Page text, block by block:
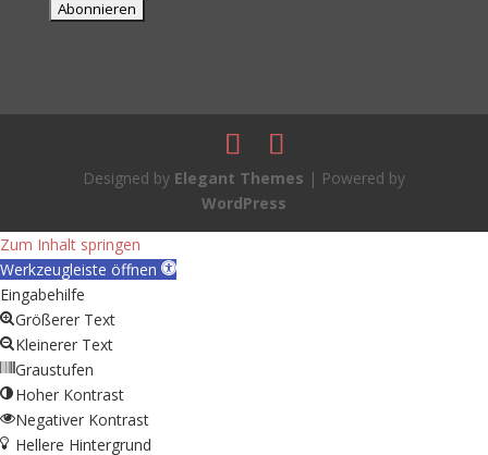
Designed by Elegant Themes | Powered by
WordPress
Zum Inhalt springen
Werkzeugleiste öffnen
Eingabehilfe
Größerer Text
Kleinerer Text
Graustufen
Hoher Kontrast
Negativer Kontrast
Hellere Hintergrund